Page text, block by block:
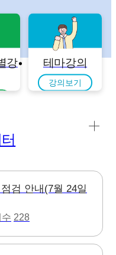
강
테마강의
강의보기
검 안내(7월 24일
228